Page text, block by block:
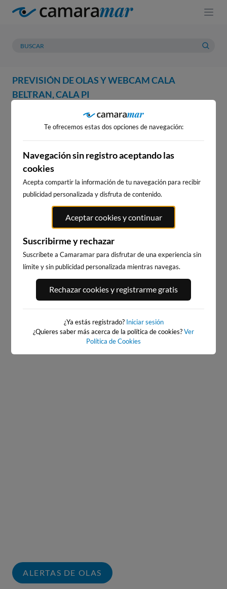
PREVISIÓN DE OLAS Y WEBCAM CALA
BELTRAN, CALA PI
PREVISIÓN METEOROLOGÍA
WEBCAM CALA BELTRAN, CALA
PI
WEBCAMS CERCANAS
PORT ANDRATX
43km · Andratx
PLAYA DE SITGES
0.0 m CHOPI
ALERTAS DE OLAS
Te ofrecemos estas dos opciones de navegación:
Navegación sin registro aceptando las
cookies
Acepta compartir la información de tu navegación para recibir
publicidad personalizada y disfruta de contenido.
Aceptar cookies y continuar
Suscribirme y rechazar
Suscríbete a Camaramar para disfrutar de una experiencia sin
límite y sin publicidad personalizada mientras navegas.
Rechazar cookies y registrarme gratis
¿Ya estás registrado? Iniciar sesión
¿Quieres saber más acerca de la política de cookies?Ver
Política de Cookies